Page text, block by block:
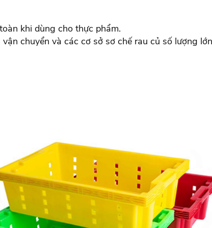
khi dùng cho thực phẩm.
chuyển và các cơ sở sơ chế rau củ số lượng